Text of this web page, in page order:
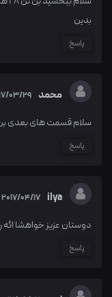
بدین
پاسخ
محمد 03/29
سلام قسمت های بعدی
پاسخ
ilya
2017/04/17
دوستان عزیز خواهشا اگه
پاسخ